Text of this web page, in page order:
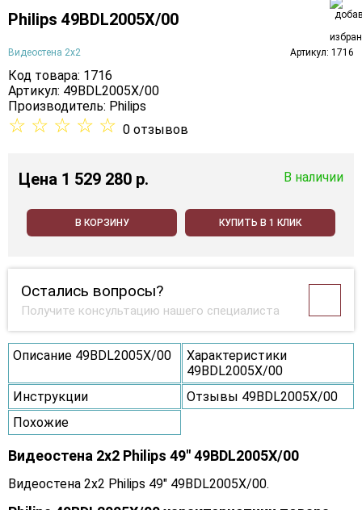
Philips 49BDL2005X/00
Видеостена 2x2 Артикул: 1716
Код товара: 1716
Артикул: 49BDL2005X/00
Производитель: Philips
☆ ☆ ☆ ☆ ☆ 0 отзывов
Цена 1 529 280 p. В наличии
В КОРЗИНУ КУПИТЬ В 1 КЛИК
Остались вопросы?
Получите консультацию нашего специалиста
Описание 49BDL2005X/00
Характеристики
49BDL2005X/00
Инструкции
Отзывы 49BDL2005X/00
Похожие
Видеостена 2x2 Philips 49" 49BDL2005X/00
Видеостена 2x2 Philips 49" 49BDL2005X/00.